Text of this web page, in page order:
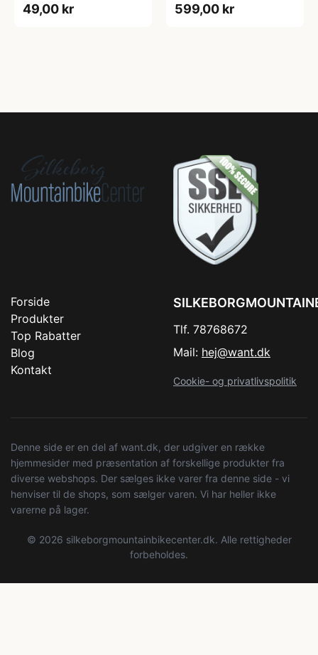
49,00 kr
Gunmetal/Hydro
599,00 kr
Forside
Produkter
Top Rabatter
Blog
Kontakt
Tlf. 78768672
Mail: hej@want.dk
Cookie- og privatlivspolitik
Denne side er en del af want.dk, der udgiver en række
hjemmesider med præsentation af forskellige produkter fra
diverse webshops. Der sælges ikke varer fra denne side - vi
henviser til de shops, som sælger varen. Vi har heller ikke
varerne på lager.
© 2026 silkeborgmountainbikecenter.dk. Alle rettigheder
forbeholdes.